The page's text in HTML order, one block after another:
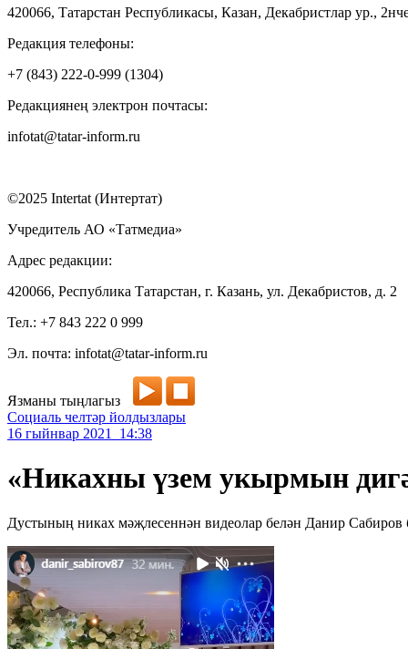
420066, Татарстан Республикасы, Казан, Декабристлар ур.,
Редакция телефоны:
+7 (843) 222-0-999 (1304)
Редакциянең электрон почтасы:
infotat@tatar-inform.ru
©2025 Intertat (Интертат)
Учредитель АО «Татмедиа»
Адрес редакции:
420066, Республика Татарстан, г. Казань, ул. Декабристов, д. 2
Тел.: +7 843 222 0 999
Эл. почта: infotat@tatar-inform.ru
Язманы тыңлагыз
Социаль челтәр йолдызлары
16 гыйнвар 2021 14:38
«Никахны үзем укырмын
Дустының никах мәҗлесеннән видеолар белән Данир Сабиров